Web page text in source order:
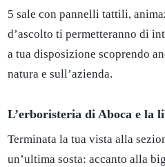
5 sale con pannelli tattili,
d’ascolto ti permetteranno di
a tua disposizione scoprendo
natura e sull’azienda.
L’erboristeria di Aboca e la
Terminata la tua vista alla
un’ultima sosta: accanto alla